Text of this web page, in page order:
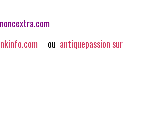
ou antiquepassion sur